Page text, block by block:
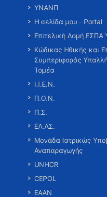
ΥΝΑΝΠ
Η σελίδα μου - Portal
Επιτελική Δομή
Κώδικας Ηθικής και
Συμπεριφοράς
Τομέα
Ι.Ι.Ε.Ν.
Π.Ο.Ν.
Π.Σ.
ΕΛ.ΑΣ.
Μονάδα Ιατρικώς
Αναπαραγωγής
UNHCR
CEPOL
ΕΑΑΝ